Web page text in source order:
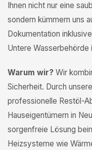
Ihnen nicht nur eine
sondern kümmern uns
Dokumentation inklusive
Untere Wasserbehörde
Warum wir? Wir
Sicherheit. Durch
professionelle Restöl-
Hauseigentümern in
sorgenfreie Lösung
Heizsysteme wie